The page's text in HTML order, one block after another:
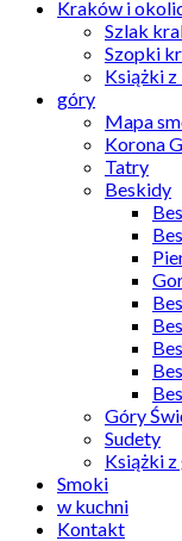
Kraków i
Szlak
Szopki
Książki
góry
Mapa
Korona
Tatry
Beskidy
Góry
Sudety
Książki
Smoki
w kuchni
Kontakt